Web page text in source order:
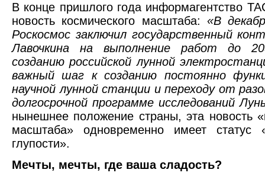
В конце пришлого года информагентство
новость космического масштаба: «В
Роскосмос заключил государственный
Лавочкина на выполнение работ до
созданию российской лунной
важный шаг к созданию постоянно
научной лунной станции и переходу от
долгосрочной программе исследований
нынешнее положение страны, эта новость
масштаба» одновременно имеет статус
глупости».
Мечты, мечты, где ваша сладость?